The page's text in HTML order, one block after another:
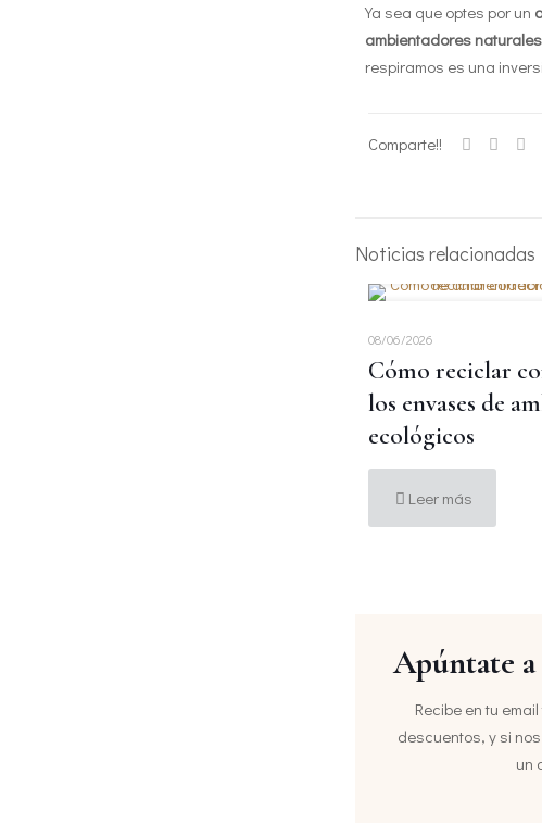
Ya sea que optes por un
ambientadores naturales
respiramos es una
Comparte!!
Noticias relacionadas
08/06/2026
Cómo reciclar
los envases de
ecológicos
Leer más
Apúntate a
Recibe en tu
descuentos, y si
un